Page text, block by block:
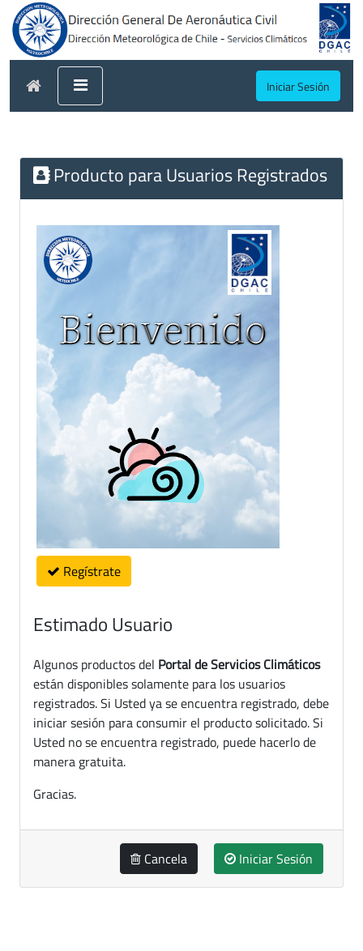
Iniciar Sesión
Producto para Usuarios Registrados
Regístrate
Estimado Usuario
Algunos productos del Portal de Servicios Climáticos
están disponibles solamente para los usuarios
registrados. Si Usted ya se encuentra registrado, debe
iniciar sesión para consumir el producto solicitado. Si
Usted no se encuentra registrado, puede hacerlo de
manera gratuita.
Gracias.
Cancela Iniciar Sesión